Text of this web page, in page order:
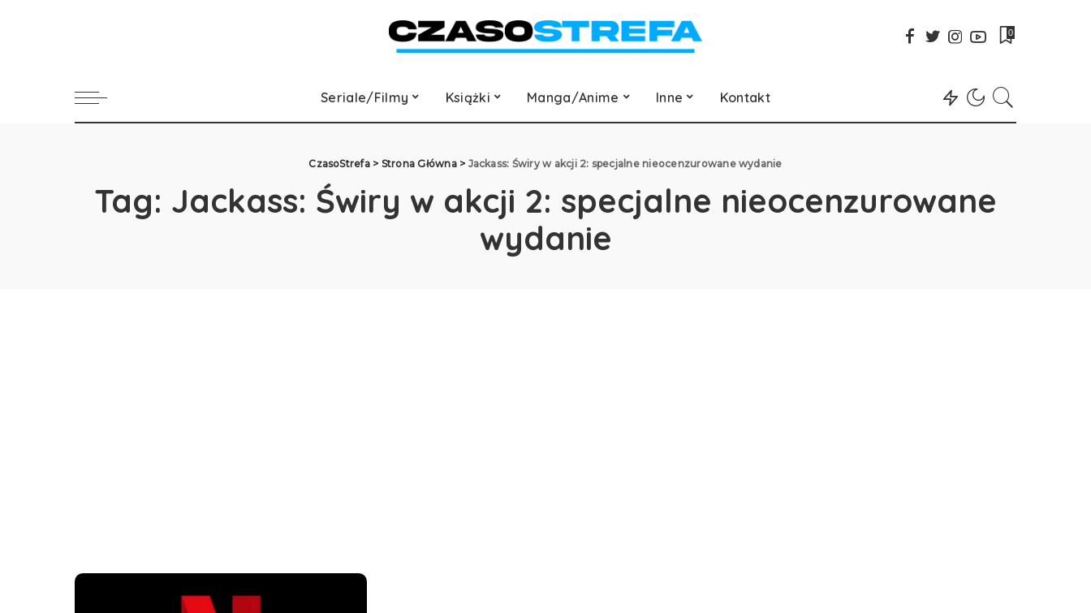
0
Seriale/Filmy Książki Manga/Anime Inne Kontakt
CzasoStrefa> Strona Główna> Jackass: Świry w akcji 2: specjalne nieocenzurowane wydanie
Tag: Jackass: Świry w akcji 2: specjalne nieocenzurowane
wydanie